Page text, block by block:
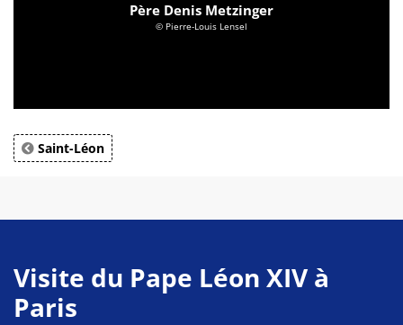
Père Denis Metzinger
© Pierre-Louis Lensel
Saint-Léon
Visite du Pape Léon XIV à
Paris